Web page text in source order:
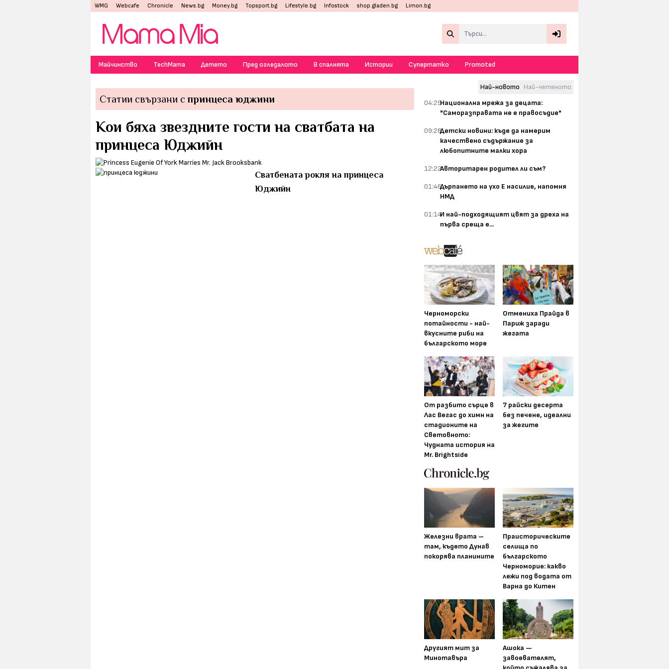
WMG Webcafe Chronicle News.bg Money.bg Topsport.bg Lifestyle.bg Infostock shop.gladen.bg Limon.bg
Майчинство TechMama Детето Пред огледалото В спалнята Истории Супертатко Promoted
Статии свързани спринцеса юджини
Кои бяха звездните гости на сватбата на
принцеса Юджийн
Сватбената рокля на принцеса
Юджийн
Най-новото Най-четеното
04:29Национална мрежа за децата:
"Саморазправата не е правосъдие"
09:28Детски новини: къде да намерим
качествено съдържание за
любопитните малки хора
12:22Авторитарен родител ли съм?
01:46Дърпането на ухо Е насилие, напомня
НМД
01:14И най-подходящият цвят за дреха на
първа среща е...
Черноморски
потайности - най-
вкусните риби на
българското море
Отмениха Прайда в
Париж заради
жегата
От разбито сърце в
Лас Вегас до химн на
стадионите на
Световното:
Чудната история на
Mr. Brightside
7 райски десерта
без печене, идеални
за жегите
Железни врата –
там, където Дунав
покорява планините
Праисторическите
селища по
българското
Черноморие: какво
лежи под водата от
Варна до Китен
Другият мит за
Минотавъра
Ашока —
завоевателят,